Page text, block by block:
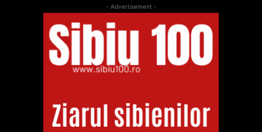
- Advertisement -